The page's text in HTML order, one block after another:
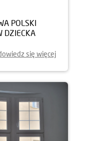
POLSKI
DZIECKA
się więcej